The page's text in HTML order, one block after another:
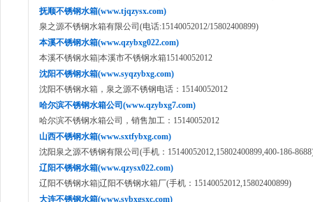
抚顺不锈钢水箱(www.tjqzysx.com)
泉之源不锈钢水箱有限公司(电话:15140052012/15802400899)
本溪不锈钢水箱(www.qzybxg022.com)
本溪不锈钢水箱|本溪市不锈钢水箱15140052012
沈阳不锈钢水箱(www.syqzybxg.com)
沈阳不锈钢水箱，泉之源不锈钢电话：15140052012
哈尔滨不锈钢水箱公司(www.qzybxg7.com)
哈尔滨不锈钢水箱公司，销售加工：15140052012
山西不锈钢水箱(www.sxtfybxg.com)
沈阳泉之源不锈钢有限公司(手机：15140052012,15802400899,400-186-
辽阳不锈钢水箱(www.qzysx022.com)
辽阳不锈钢水箱|辽阳不锈钢水箱厂(手机：15140052012,15802400899)
大连不锈钢水箱(www.sybxgsxc.com)